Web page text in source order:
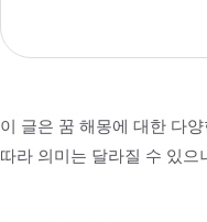
이 글은 꿈 해몽에 대한 다
따라 의미는 달라질 수 있